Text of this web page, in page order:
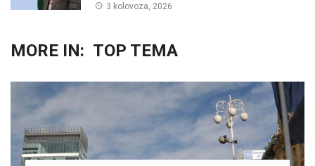
3 kolovoza, 2026
MORE IN: TOP TEMA